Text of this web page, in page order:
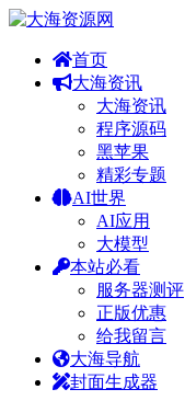
首页
大海资讯
大海资讯
程序源码
黑苹果
精彩专题
AI世界
AI应用
大模型
本站必看
服务器测评
正版优惠
给我留言
大海导航
封面生成器